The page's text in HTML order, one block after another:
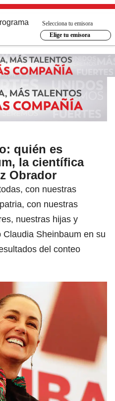
Selecciona tu emisora
Elige tu emisora
quién es
la científica
Obrador
con nuestras
con nuestras
nuestras hijas y
Claudia Sheinbaum en su
del conteo